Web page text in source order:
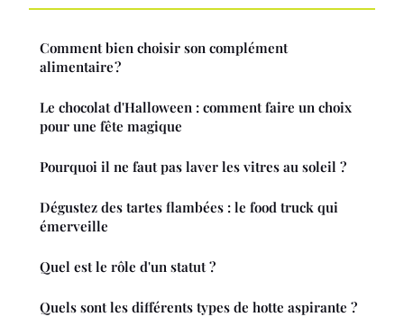
Comment bien choisir son complément
alimentaire ?
Le chocolat d'Halloween : comment faire un choix
pour une fête magique
Pourquoi il ne faut pas laver les vitres au soleil ?
Dégustez des tartes flambées : le food truck qui
émerveille
Quel est le rôle d'un statut ?
Quels sont les différents types de hotte aspirante ?